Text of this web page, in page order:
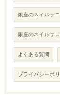
銀座のネイルサ
銀座のネイルサ
よくある質問
プライバシーポ